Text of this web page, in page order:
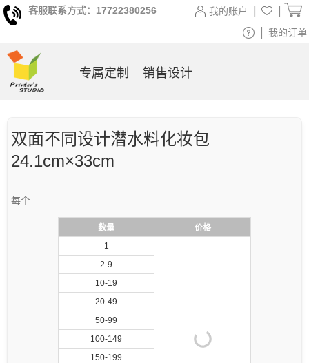
双面不同设计潜水料化妆包
24.1cm×33cm
每个
数量
价格
1
2-9
10-19
20-49
50-99
100-149
150-199
客服联系方式：17722380256 我的账户
我的订单
专属定制 销售设计